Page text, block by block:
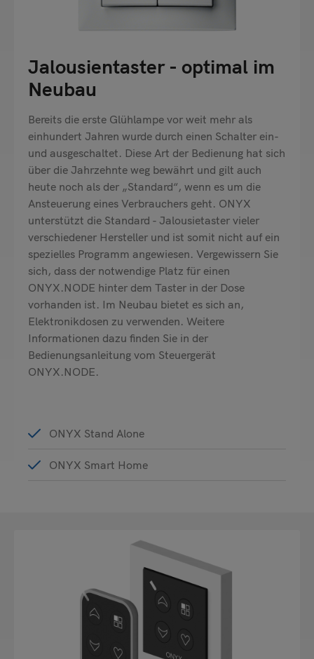
Jalousientaster - optimal im
Neubau
Bereits die erste Glühlampe vor weit mehr als
einhundert Jahren wurde durch einen Schalter ein-
und ausgeschaltet. Diese Art der Bedienung hat sich
über die Jahrzehnte weg bewährt und gilt auch
heute noch als der „Standard“, wenn es um die
Ansteuerung eines Verbrauchers geht. ONYX
unterstützt die Standard - Jalousietaster vieler
verschiedener Hersteller und ist somit nicht auf ein
spezielles Programm angewiesen. Vergewissern Sie
sich, dass der notwendige Platz für einen
ONYX.NODE hinter dem Taster in der Dose
vorhanden ist. Im Neubau bietet es sich an,
Elektronikdosen zu verwenden. Weitere
Informationen dazu finden Sie in der
Bedienungsanleitung vom Steuergerät
ONYX.NODE.
ONYX Stand Alone
ONYX Smart Home